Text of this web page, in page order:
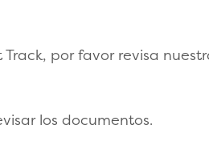
por favor revisa
los documentos.